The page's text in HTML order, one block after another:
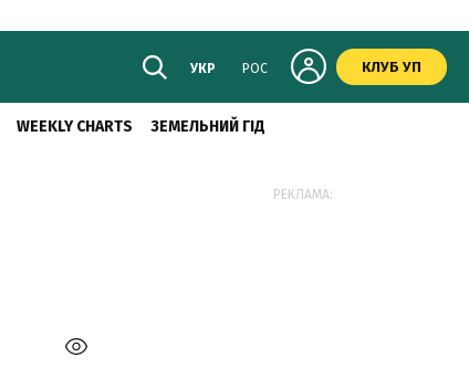
УКР РОС КЛУБ УП
WEEKLY CHARTS ЗЕМЕЛЬНИЙ ГІД
РЕКЛАМА: